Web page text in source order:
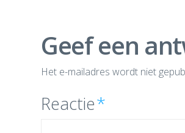
Geef een
Het e-mailadres wordt niet
Reactie*